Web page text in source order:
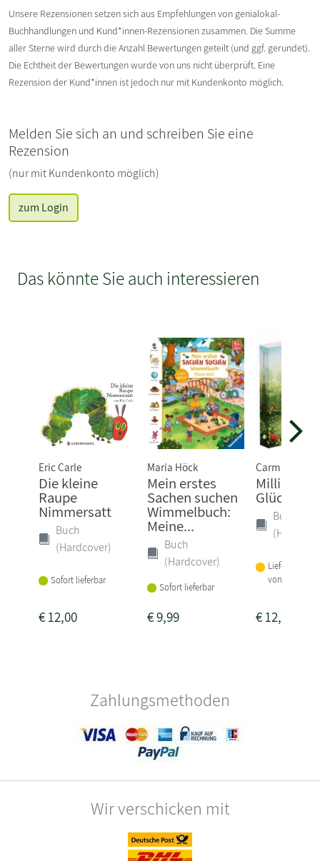
Unsere Rezensionen setzen sich aus Empfehlungen von genialokal-
Buchhandlungen und Kund*innen-Rezensionen zusammen. Die Summe
aller Sterne wird durch die Anzahl Bewertungen geteilt (und ggf. gerundet).
Die Echtheit der Bewertungen wurde von uns nicht überprüft. Eine
Rezension der Kund*innen ist jedoch nur mit Kundenkonto möglich.
Melden Sie sich an und schreiben Sie eine
Rezension
(nur mit Kundenkonto möglich)
zum Login
Das könnte Sie auch interessieren
Eric Carle
Die kleine
Raupe
Nimmersatt
Buch
(Hardcover)
Sofort lieferbar
€12,00
Maria Höck
Mein erstes
Sachen suchen
Wimmelbuch:
Meine...
Buch
(Hardcover)
Sofort lieferbar
€9,99
Carmushka
Milli und
Glücks-
Buch
Lieferbar
von 1-2
€12,00
Zahlungsmethoden
Wir verschicken mit